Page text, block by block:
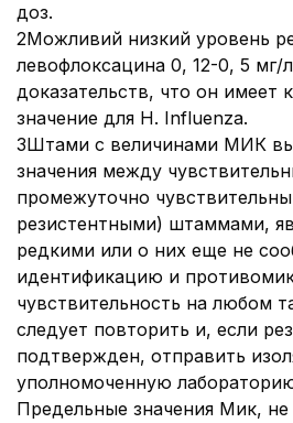
доз.
2Можливий низкий уровень
левофлоксацина 0, 12-0, 5 мг/
доказательств, что он имеет
значение для H. Influenza.
3Штами с величинами МИК
значения между
промежуточно
резистентными) штаммами,
редкими или о них еще не
идентификацию и
чувствительность на любом
следует повторить и, если
подтвержден, отправить
уполномоченную
Предельные значения Мик, не